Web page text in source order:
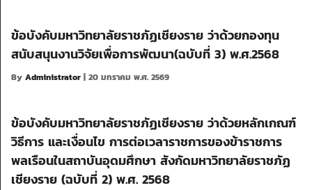
ข้อบังคับมหาวิทยาลัยราชภัฏเชียงราย ว่าด้วยกองทุน
สนับสนุนงานวิจัยเพื่อการพัฒนา(ฉบับที่ 3) พ.ศ.2568
By Administrator | 20 มกราคม พ.ศ. 2569
ข้อบังคับมหาวิทยาลัยราชภัฏเชียงราย ว่าด้วยหลักเกณฑ์
วิธีการ และเงื่อนไข การต่อเวลาราชการของข้าราชการ
พลเรือนในสถาบันอุดมศึกษา สังกัดมหาวิทยาลัยราชภัฏ
เชียงราย (ฉบับที่ 2) พ.ศ. 2568